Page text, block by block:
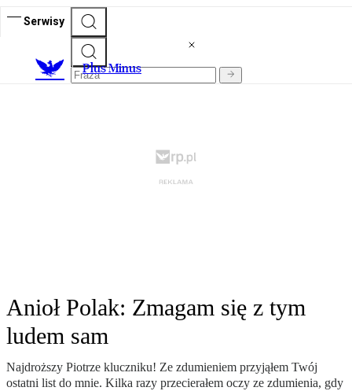
Serwisy
Plus Minus
Anioł Polak: Zmagam się z tym
ludem sam
Najdroższy Piotrze kluczniku! Ze zdumieniem przyjąłem Twój
ostatni list do mnie. Kilka razy przecierałem oczy ze zdumienia, gdy